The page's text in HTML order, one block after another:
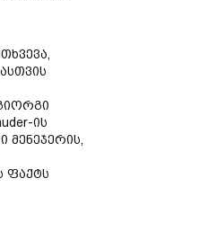
ის
ფაქტს